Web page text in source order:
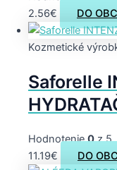
2.56€ DO
Kozmetické
Saforelle
Hodnotenie0z 5
11.19€ DO